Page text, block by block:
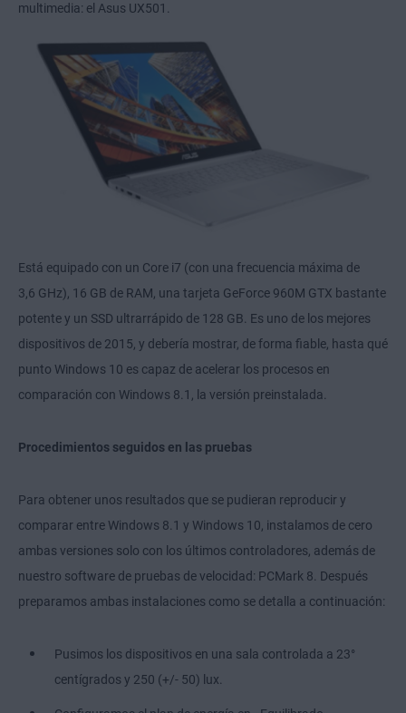
multimedia: el Asus UX501.
Está equipado con un Core i7 (con una frecuencia máxima de
3,6 GHz), 16 GB de RAM, una tarjeta GeForce 960M GTX bastante
potente y un SSD ultrarrápido de 128 GB. Es uno de los mejores
dispositivos de 2015, y debería mostrar, de forma fiable, hasta qué
punto Windows 10 es capaz de acelerar los procesos en
comparación con Windows 8.1, la versión preinstalada.
Procedimientos seguidos en las pruebas
Para obtener unos resultados que se pudieran reproducir y
comparar entre Windows 8.1 y Windows 10, instalamos de cero
ambas versiones solo con los últimos controladores, además de
nuestro software de pruebas de velocidad: PCMark 8. Después
preparamos ambas instalaciones como se detalla a continuación:
Pusimos los dispositivos en una sala controlada a 23°
centígrados y 250 (+/- 50) lux.